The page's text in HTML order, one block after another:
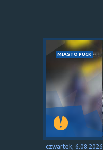
MIASTO PUCK
czwartek, 6.08.2026